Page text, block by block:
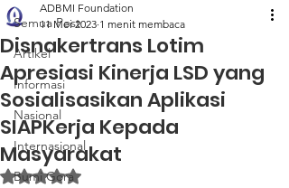
Semua Post
Artikel
Informasi
Nasional
Internasional
Bumi Gora
Disnakertrans Lotim
Apresiasi Kinerja LSD yang
Sosialisasikan Aplikasi
SIAPKerja Kepada
Masyarakat
ADBMI Foundation
11 Mei 2023 1 menit membaca
Dinilai NaN dari 5 bintang.